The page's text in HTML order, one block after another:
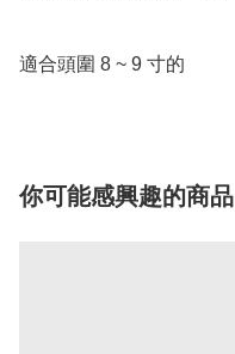
適合頭圍 8 ~ 9 寸的
你可能感興趣的商品